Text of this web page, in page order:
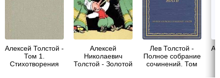
Алексей Толстой -
Том 1.
Стихотворения
Алексей
Николаевич
Толстой - Золотой
Лев Толстой -
Полное собрание
сочинений. Том